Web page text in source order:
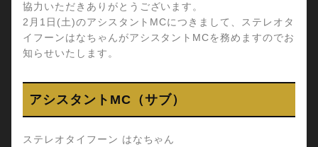
協力いただきありがとうございます。
2月1日(土)のアシスタントMCにつきまして、ステレオタ
イフーンはなちゃんがアシスタントMCを務めますのでお
知らせいたします。
アシスタントMC（サブ）
ステレオタイフーン はなちゃん